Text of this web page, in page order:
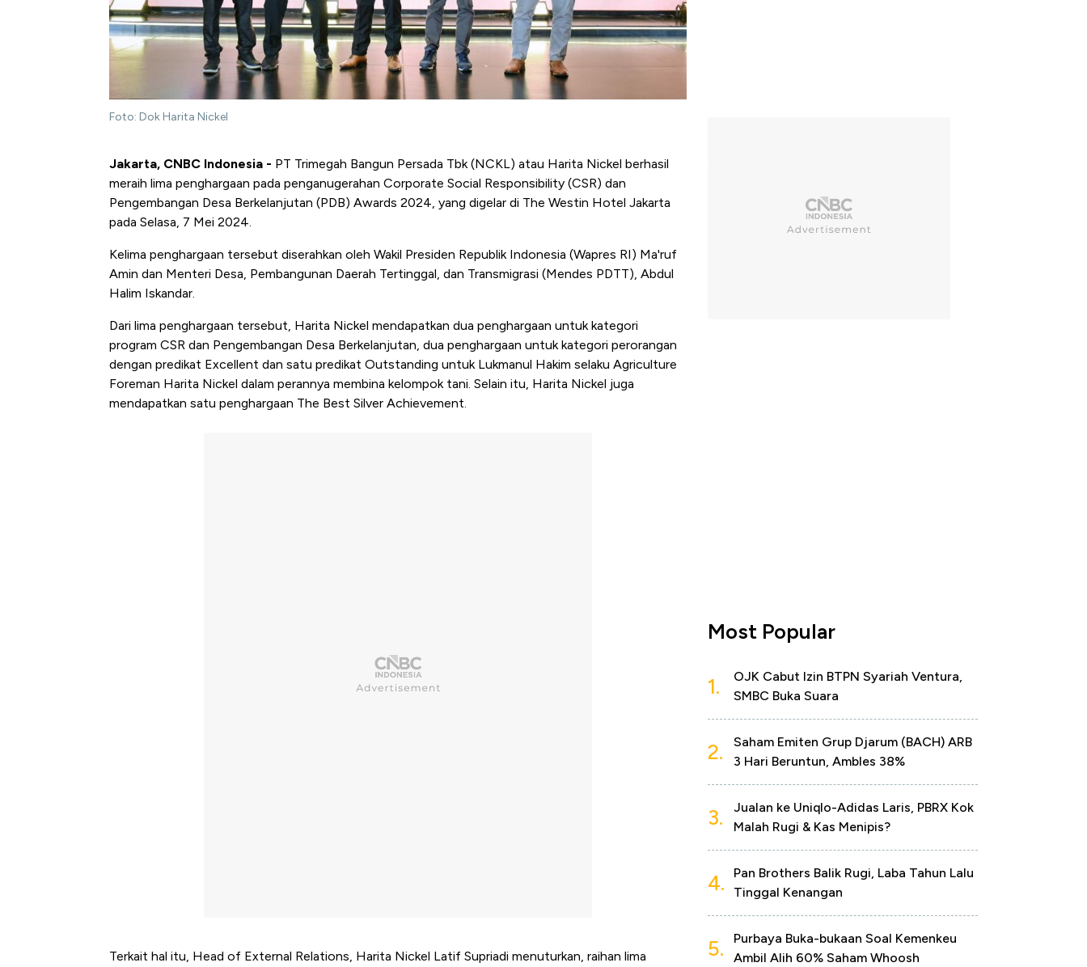
Foto: Dok Harita Nickel
Jakarta, CNBC Indonesia - PT Trimegah Bangun Persada Tbk (NCKL) atau Harita Nickel berhasil
meraih lima penghargaan pada penganugerahan Corporate Social Responsibility (CSR) dan
Pengembangan Desa Berkelanjutan (PDB) Awards 2024, yang digelar di The Westin Hotel Jakarta
pada Selasa, 7 Mei 2024.
Kelima penghargaan tersebut diserahkan oleh Wakil Presiden Republik Indonesia (Wapres RI) Ma'ruf
Amin dan Menteri Desa, Pembangunan Daerah Tertinggal, dan Transmigrasi (Mendes PDTT), Abdul
Halim Iskandar.
Dari lima penghargaan tersebut, Harita Nickel mendapatkan dua penghargaan untuk kategori
program CSR dan Pengembangan Desa Berkelanjutan, dua penghargaan untuk kategori perorangan
dengan predikat Excellent dan satu predikat Outstanding untuk Lukmanul Hakim selaku Agriculture
Foreman Harita Nickel dalam perannya membina kelompok tani. Selain itu, Harita Nickel juga
mendapatkan satu penghargaan The Best Silver Achievement.
Terkait hal itu, Head of External Relations, Harita Nickel Latif Supriadi menuturkan, raihan lima
Most Popular
1.
OJK Cabut Izin BTPN Syariah Ventura,
SMBC Buka Suara
2.
Saham Emiten Grup Djarum (BACH) ARB
3 Hari Beruntun, Ambles 38%
3.
Jualan ke Uniqlo-Adidas Laris, PBRX Kok
Malah Rugi & Kas Menipis?
4.
Pan Brothers Balik Rugi, Laba Tahun Lalu
Tinggal Kenangan
5.
Purbaya Buka-bukaan Soal Kemenkeu
Ambil Alih 60% Saham Whoosh